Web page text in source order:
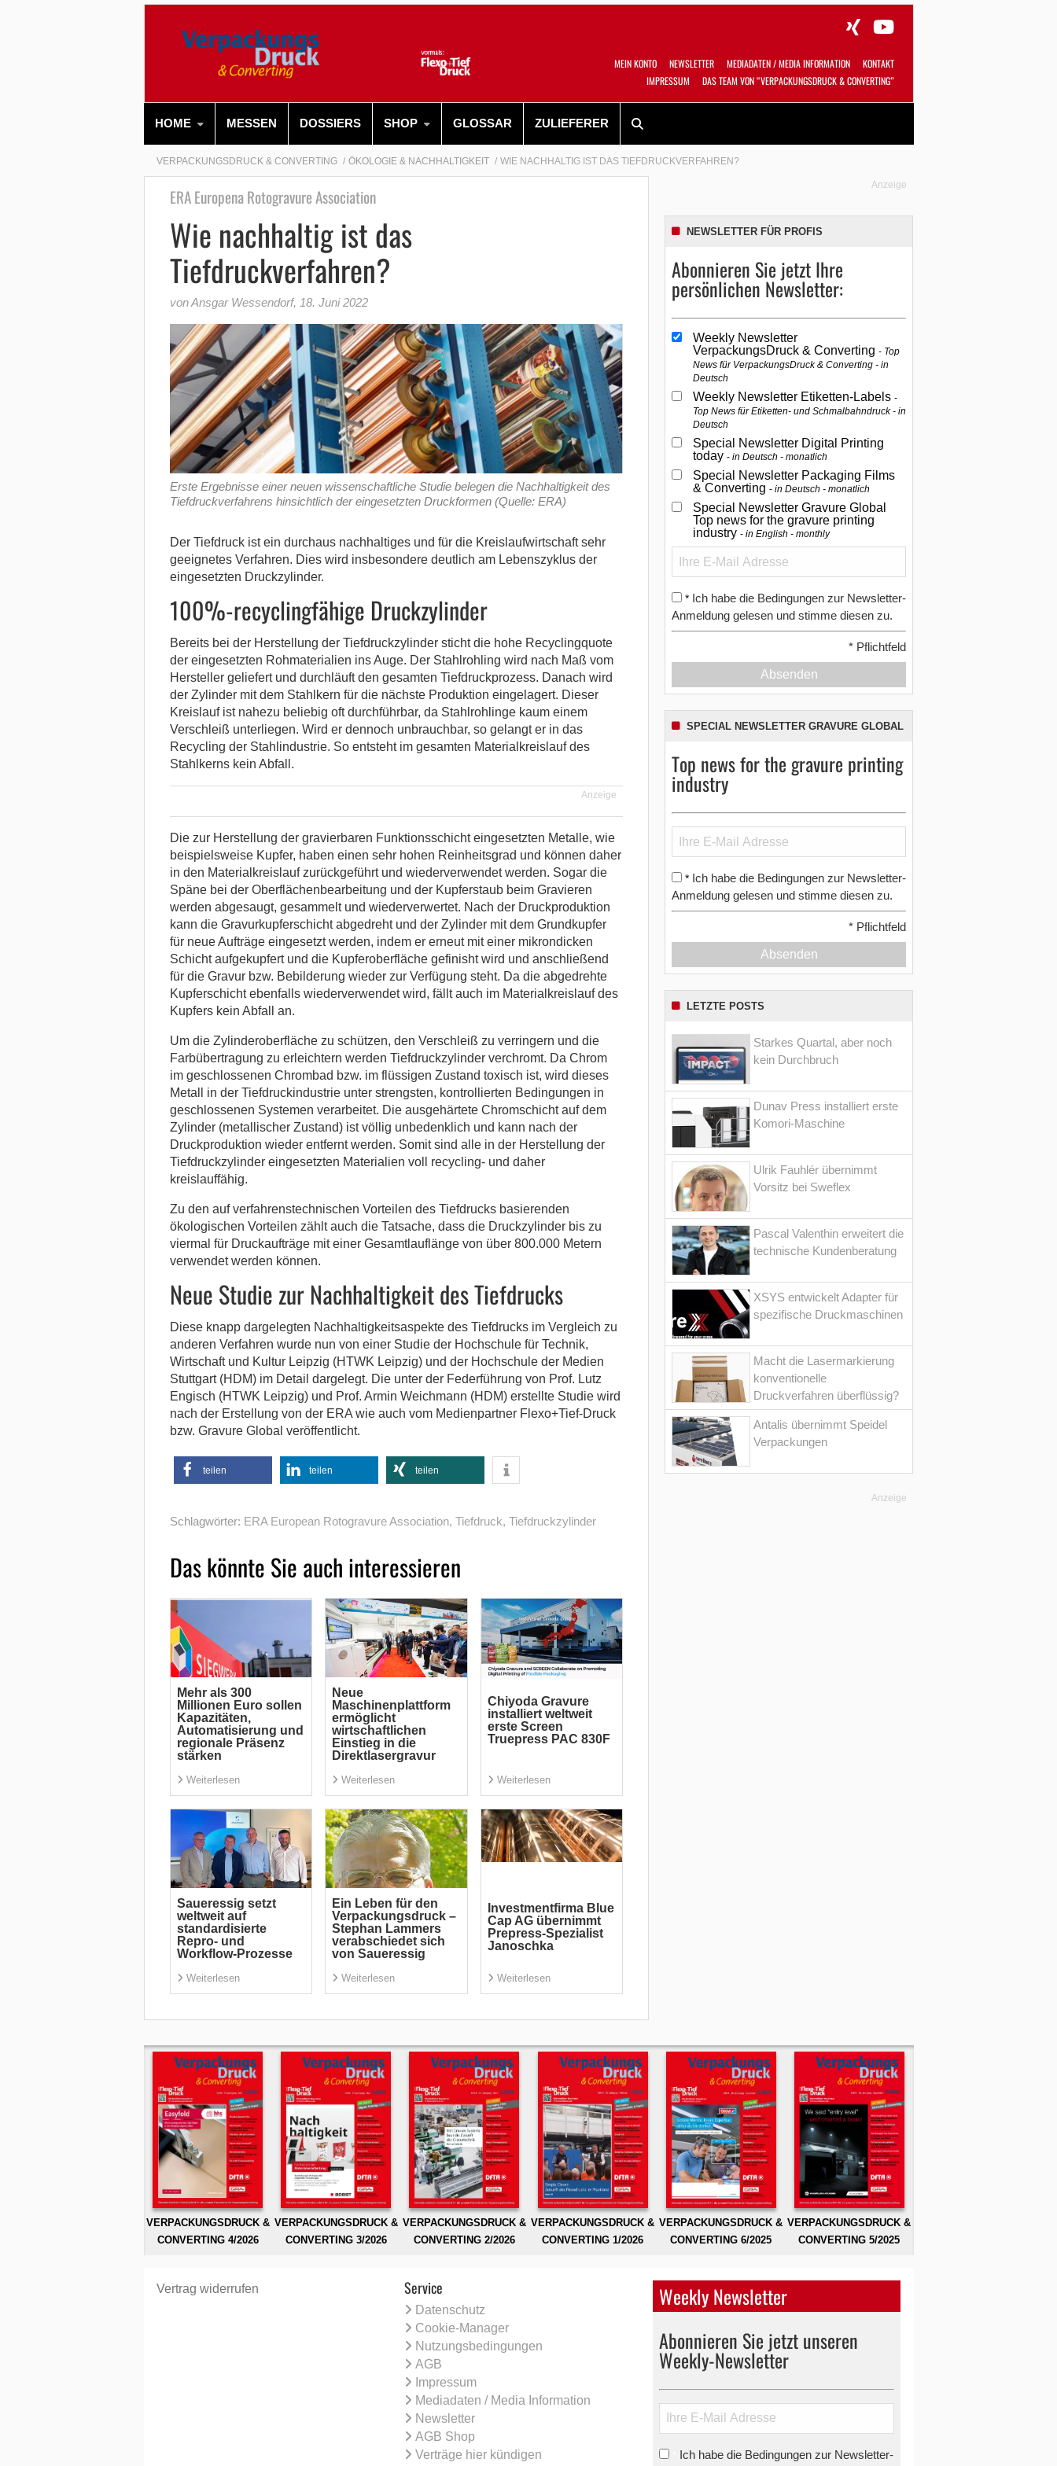
MEIN KONTO NEWSLETTER MEDIADATEN / MEDIA INFORMATION
KONTAKT
IMPRESSUM
DAS TEAM VON “VERPACKUNGSDRUCK & CONVERTING”
HOME MESSEN DOSSIERS SHOP GLOSSAR ZULIEFERER
VERPACKUNGSDRUCK & CONVERTING ÖKOLOGIE & NACHHALTIGKEIT WIE NACHHALTIG IST DAS TIEFDRUCKVERFAHREN?
ERA Europena Rotogravure Association
Wie nachhaltig ist das
Tiefdruckverfahren?
von Ansgar Wessendorf, 18. Juni 2022
Erste Ergebnisse einer neuen wissenschaftliche Studie belegen die Nachhaltigkeit des
Tiefdruckverfahrens hinsichtlich der eingesetzten Druckformen (Quelle: ERA)
Der Tiefdruck ist ein durchaus nachhaltiges und für die Kreislaufwirtschaft sehr
geeignetes Verfahren. Dies wird insbesondere deutlich am Lebenszyklus der
eingesetzten Druckzylinder.
100%-recyclingfähige Druckzylinder
Bereits bei der Herstellung der Tiefdruckzylinder sticht die hohe Recyclingquote
der eingesetzten Rohmaterialien ins Auge. Der Stahlrohling wird nach Maß vom
Hersteller geliefert und durchläuft den gesamten Tiefdruckprozess. Danach wird
der Zylinder mit dem Stahlkern für die nächste Produktion eingelagert. Dieser
Kreislauf ist nahezu beliebig oft durchführbar, da Stahlrohlinge kaum einem
Verschleiß unterliegen. Wird er dennoch unbrauchbar, so gelangt er in das
Recycling der Stahlindustrie. So entsteht im gesamten Materialkreislauf des
Stahlkerns kein Abfall.
Anzeige
Die zur Herstellung der gravierbaren Funktionsschicht eingesetzten Metalle, wie
beispielsweise Kupfer, haben einen sehr hohen Reinheitsgrad und können daher
in den Materialkreislauf zurückgeführt und wiederverwendet werden. Sogar die
Späne bei der Oberflächenbearbeitung und der Kupferstaub beim Gravieren
werden abgesaugt, gesammelt und wiederverwertet. Nach der Druckproduktion
kann die Gravurkupferschicht abgedreht und der Zylinder mit dem Grundkupfer
für neue Aufträge eingesetzt werden, indem er erneut mit einer mikrondicken
Schicht aufgekupfert und die Kupferoberfläche gefinisht wird und anschließend
für die Gravur bzw. Bebilderung wieder zur Verfügung steht. Da die abgedrehte
Kupferschicht ebenfalls wiederverwendet wird, fällt auch im Materialkreislauf des
Kupfers kein Abfall an.
Um die Zylinderoberfläche zu schützen, den Verschleiß zu verringern und die
Farbübertragung zu erleichtern werden Tiefdruckzylinder verchromt. Da Chrom
im geschlossenen Chrombad bzw. im flüssigen Zustand toxisch ist, wird dieses
Metall in der Tiefdruckindustrie unter strengsten, kontrollierten Bedingungen in
geschlossenen Systemen verarbeitet. Die ausgehärtete Chromschicht auf dem
Zylinder (metallischer Zustand) ist völlig unbedenklich und kann nach der
Druckproduktion wieder entfernt werden. Somit sind alle in der Herstellung der
Tiefdruckzylinder eingesetzten Materialien voll recycling- und daher
kreislauffähig.
Zu den auf verfahrenstechnischen Vorteilen des Tiefdrucks basierenden
ökologischen Vorteilen zählt auch die Tatsache, dass die Druckzylinder bis zu
viermal für Druckaufträge mit einer Gesamtlauflänge von über 800.000 Metern
verwendet werden können.
Neue Studie zur Nachhaltigkeit des Tiefdrucks
Diese knapp dargelegten Nachhaltigkeitsaspekte des Tiefdrucks im Vergleich zu
anderen Verfahren wurde nun von einer Studie der Hochschule für Technik,
Wirtschaft und Kultur Leipzig (HTWK Leipzig) und der Hochschule der Medien
Stuttgart (HDM) im Detail dargelegt. Die unter der Federführung von Prof. Lutz
Engisch (HTWK Leipzig) und Prof. Armin Weichmann (HDM) erstellte Studie wird
nach der Erstellung von der ERA wie auch vom Medienpartner Flexo+Tief-Druck
bzw. Gravure Global veröffentlicht.
teilen teilen teilen
Schlagwörter: ERA European Rotogravure Association, Tiefdruck, Tiefdruckzylinder
Das könnte Sie auch interessieren
Mehr als 300
Millionen Euro sollen
Kapazitäten,
Automatisierung und
regionale Präsenz
stärken
Weiterlesen
Neue
Maschinenplattform
ermöglicht
wirtschaftlichen
Einstieg in die
Direktlasergravur
Weiterlesen
Chiyoda Gravure
installiert weltweit
erste Screen
Truepress PAC 830F
Weiterlesen
Saueressig setzt
weltweit auf
standardisierte
Repro- und
Workflow-Prozesse
Weiterlesen
Ein Leben für den
Verpackungsdruck –
Stephan Lammers
verabschiedet sich
von Saueressig
Weiterlesen
Investmentfirma Blue
Cap AG übernimmt
Prepress-Spezialist
Janoschka
Weiterlesen
Anzeige
NEWSLETTER FÜR PROFIS
Abonnieren Sie jetzt Ihre
persönlichen Newsletter:
Weekly Newsletter
VerpackungsDruck & Converting Top
News für VerpackungsDruck & Converting - in
Deutsch
Weekly Newsletter Etiketten-Labels
Top News für Etiketten- und Schmalbahndruck - in
Deutsch
Special Newsletter Digital Printing
today in Deutsch - monatlich
Special Newsletter Packaging Films
& Converting in Deutsch - monatlich
Special Newsletter Gravure Global
Top news for the gravure printing
industry in English - monthly
* Ich habe die Bedingungen zur Newsletter-
Anmeldung gelesen und stimme diesen zu.
* Pflichtfeld
Absenden
SPECIAL NEWSLETTER GRAVURE GLOBAL
Top news for the gravure printing
industry
* Ich habe die Bedingungen zur Newsletter-
Anmeldung gelesen und stimme diesen zu.
* Pflichtfeld
Absenden
LETZTE POSTS
Starkes Quartal, aber noch
kein Durchbruch
Dunav Press installiert erste
Komori-Maschine
Ulrik Fauhlér übernimmt
Vorsitz bei Sweflex
Pascal Valenthin erweitert die
technische Kundenberatung
XSYS entwickelt Adapter für
spezifische Druckmaschinen
Macht die Lasermarkierung
konventionelle
Druckverfahren überflüssig?
Antalis übernimmt Speidel
Verpackungen
Anzeige
VERPACKUNGSDRUCK &
CONVERTING 4/2026
VERPACKUNGSDRUCK &
CONVERTING 3/2026
VERPACKUNGSDRUCK &
CONVERTING 2/2026
VERPACKUNGSDRUCK &
CONVERTING 1/2026
VERPACKUNGSDRUCK &
CONVERTING 6/2025
VERPACKUNGSDRUCK &
CONVERTING 5/2025
Vertrag widerrufen Service
Datenschutz
Cookie-Manager
Nutzungsbedingungen
AGB
Impressum
Mediadaten / Media Information
Newsletter
AGB Shop
Verträge hier kündigen
Weekly Newsletter
Abonnieren Sie jetzt unseren
Weekly-Newsletter
Ich habe die Bedingungen zur Newsletter-